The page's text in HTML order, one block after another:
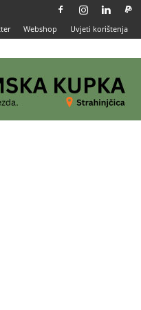
Webshop Uvjeti korištenja